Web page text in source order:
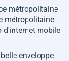
métropolitaine
métropolitaine
d'internet mobile
enveloppe